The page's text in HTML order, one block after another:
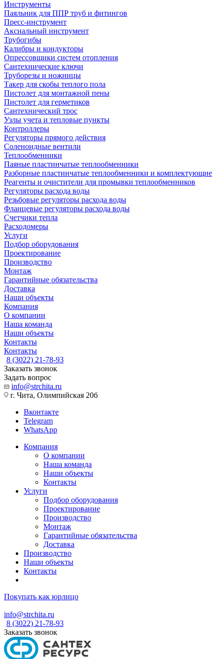
Инструменты
Паяльник для ППР труб и фитингов
Пресс-инструмент
Аксиальный инструмент
Трубогибы
Калибры и кондукторы
Опрессовщики систем отопления
Сантехнические ключи
Труборезы и ножницы
Такер для скобы теплого пола
Пистолет для монтажной пены
Пистолет для герметиков
Сантехнический трос
Узлы учета и тепловые пункты
Контроллеры
Регуляторы прямого действия
Соленоидные вентили
Теплообменники
Паяные пластинчатые теплообменники
Разборные пластинчатые теплообменники и комплектующие
Реагенты и очистители для промывки теплообменников
Регуляторы расхода воды
Резьбовые регуляторы расхода воды
Фланцевые регуляторы расхода воды
Счетчики тепла
Расходомеры
Услуги
Подбор оборудования
Проектирование
Производство
Монтаж
Гарантийные обязательства
Доставка
Наши объекты
Компания
О компании
Наша команда
Наши объекты
Контакты
Контакты
8 (3022) 21-78-93
Заказать звонок
Задать вопрос
info@strchita.ru
г. Чита, Олимпийская 20б
Вконтакте
Telegram
WhatsApp
Компания
О компании
Наша команда
Наши объекты
Контакты
Услуги
Подбор оборудования
Проектирование
Производство
Монтаж
Гарантийные обязательства
Доставка
Производство
Наши объекты
Контакты
Покупать как юрлицо
info@strchita.ru
8 (3022) 21-78-93
Заказать звонок